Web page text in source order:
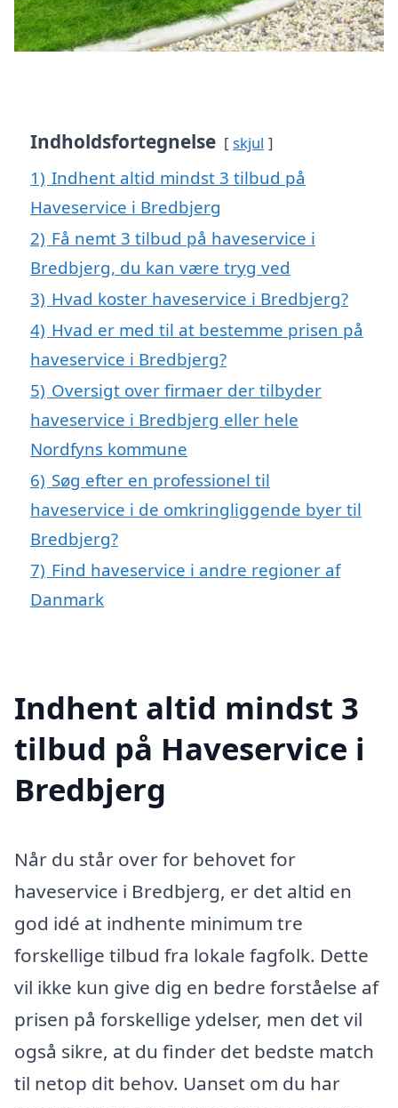
Indholdsfortegnelse skjul
1) Indhent altid mindst 3 tilbud på
Haveservice i Bredbjerg
2) Få nemt 3 tilbud på haveservice i
Bredbjerg, du kan være tryg ved
3) Hvad koster haveservice i Bredbjerg?
4) Hvad er med til at bestemme prisen på
haveservice i Bredbjerg?
5) Oversigt over firmaer der tilbyder
haveservice i Bredbjerg eller hele
Nordfyns kommune
6) Søg efter en professionel til
haveservice i de omkringliggende byer til
Bredbjerg?
7) Find haveservice i andre regioner af
Danmark
Indhent altid mindst 3
tilbud på Haveservice i
Bredbjerg
Når du står over for behovet for
haveservice i Bredbjerg, er det altid en
god idé at indhente minimum tre
forskellige tilbud fra lokale fagfolk. Dette
vil ikke kun give dig en bedre forståelse af
prisen på forskellige ydelser, men det vil
også sikre, at du finder det bedste match
til netop dit behov. Uanset om du har